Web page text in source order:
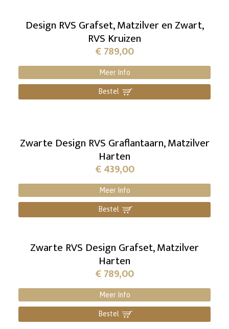
Design RVS Grafset, Matzilver en Zwart,
RVS Kruizen
€789,00
Meer Info
Bestel ]
Zwarte Design RVS Graflantaarn, Matzilver
Harten
€439,00
Meer Info
Bestel ]
Zwarte RVS Design Grafset, Matzilver
Harten
€789,00
Meer Info
Bestel ]